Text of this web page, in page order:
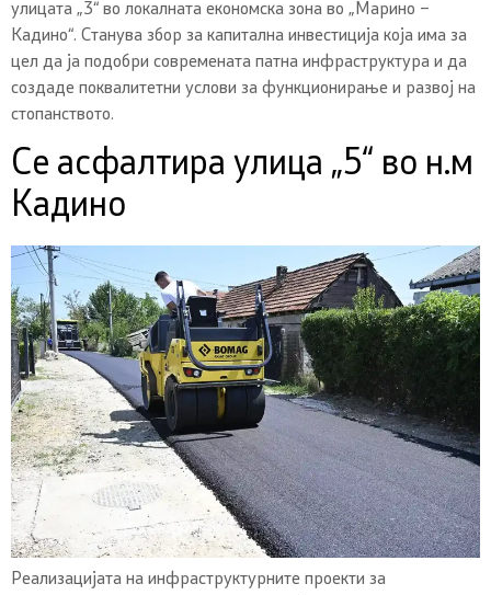
улицата „3“ во локалната економска зона во „Марино –
Кадино“. Станува збор за капитална инвестиција која има за
цел да ја подобри современата патна инфраструктура и да
создаде поквалитетни услови за функционирање и развој на
стопанството.
Се асфалтира улица „5“ во н.м
Кадино
Реализацијата на инфраструктурните проекти за